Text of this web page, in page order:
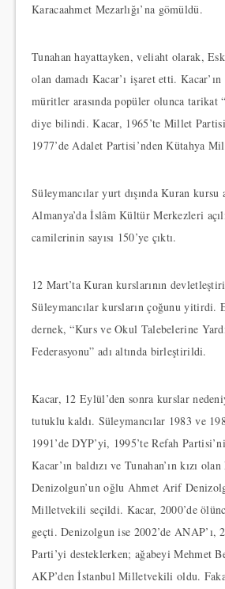
Karacaahmet Mezarlığı’na gömüldü.
Tunahan hayattayken, veliaht olarak,
olan damadı Kacar’ı işaret etti.
müritler arasında popüler olunca tarikat
diye bilindi. Kacar, 1965’te Millet
1977’de Adalet Partisi’nden Kütahya
Süleymancılar yurt dışında Kuran
Almanya’da İslâm Kültür Merkezleri
camilerinin sayısı 150’ye çıktı.
12 Mart’ta Kuran kurslarının
Süleymancılar kursların çoğunu yitirdi.
dernek, “Kurs ve Okul Talebelerine
Federasyonu” adı altında birleştirildi.
Kacar, 12 Eylül’den sonra kurslar
tutuklu kaldı. Süleymancılar 1983 ve
1991’de DYP’yi, 1995’te Refah
Kacar’ın baldızı ve Tunahan’ın kızı
Denizolgun’un oğlu Ahmet Arif
Milletvekili seçildi. Kacar, 2000’de
geçti. Denizolgun ise 2002’de ANAP’ı,
Parti’yi desteklerken; ağabeyi Mehmet
AKP’den İstanbul Milletvekili oldu.